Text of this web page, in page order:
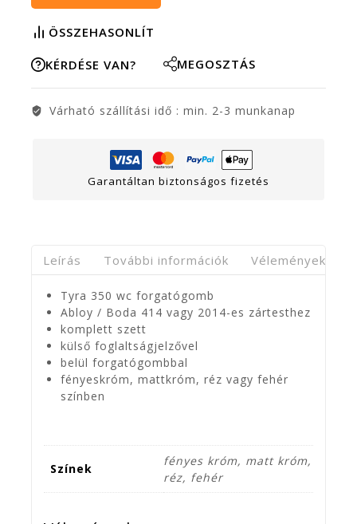
ÖSSZEHASONLÍT
KÉRDÉSE VAN? MEGOSZTÁS
Várható szállítási idő : min. 2-3 munkanap
Garantáltan biztonságos fizetés
Leírás További információk Vélemények(0)
Tyra 350 wc forgatógomb
Abloy / Boda 414 vagy 2014-es zártesthez
komplett szett
külső foglaltságjelzővel
belül forgatógombbal
fényeskróm, mattkróm, réz vagy fehér
színben
Színek
fényes króm, matt króm,
réz, fehér